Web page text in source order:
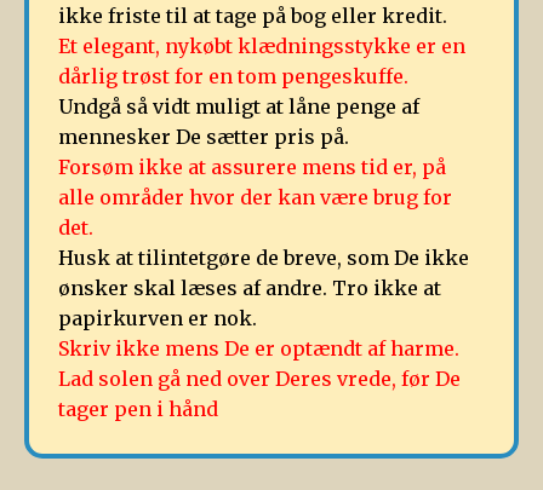
ikke friste til at tage på bog eller kredit.
Et elegant, nykøbt klædningsstykke er en
dårlig trøst for en tom pengeskuffe.
Undgå så vidt muligt at låne penge af
mennesker De sætter pris på.
Forsøm ikke at assurere mens tid er, på
alle områder hvor der kan være brug for
det.
Husk at tilintetgøre de breve, som De ikke
ønsker skal læses af andre. Tro ikke at
papirkurven er nok.
Skriv ikke mens De er optændt af harme.
Lad solen gå ned over Deres vrede, før De
tager pen i hånd